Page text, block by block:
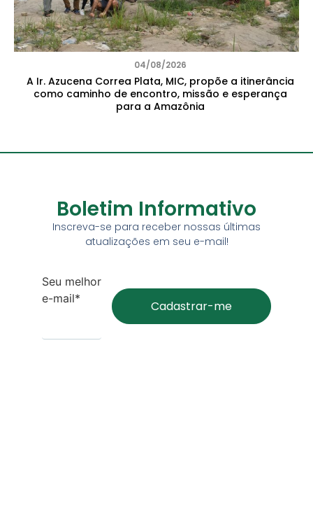
04/08/2026
A Ir. Azucena Correa Plata, MIC, propõe a itinerância
como caminho de encontro, missão e esperança
para a Amazônia
Boletim Informativo
Inscreva-se para receber nossas últimas
atualizações em seu e-mail!
Seu melhor
e-mail*